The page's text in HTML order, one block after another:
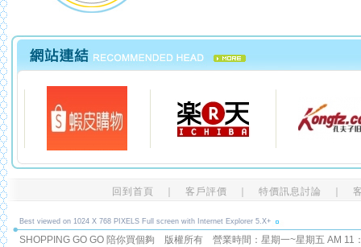
回到首頁 客戶評價 特價訊息討論
Best viewed on 1024 X 768 PIXELS Full screen with Internet Explorer 5.X+
SHOPPING GO GO 陪你買個夠 版權所有 營業時間：星期一~星期五 AM